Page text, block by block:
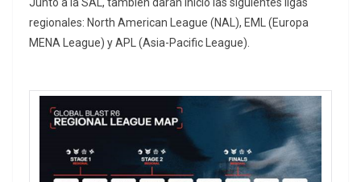
regionales: North American League (NAL), EML (Europa
MENA League) y APL (Asia-Pacific League).